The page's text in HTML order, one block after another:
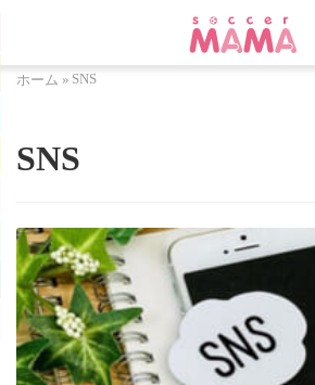
ホーム » SNS
SNS